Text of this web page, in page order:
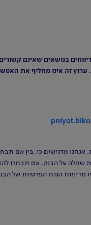
בנושאים שאינם
זה אינו מחליף את
מדגישים כי, בין אם
שחלה על הבנק. אם תבחרו
מדיניות הגנת הפרטיות של